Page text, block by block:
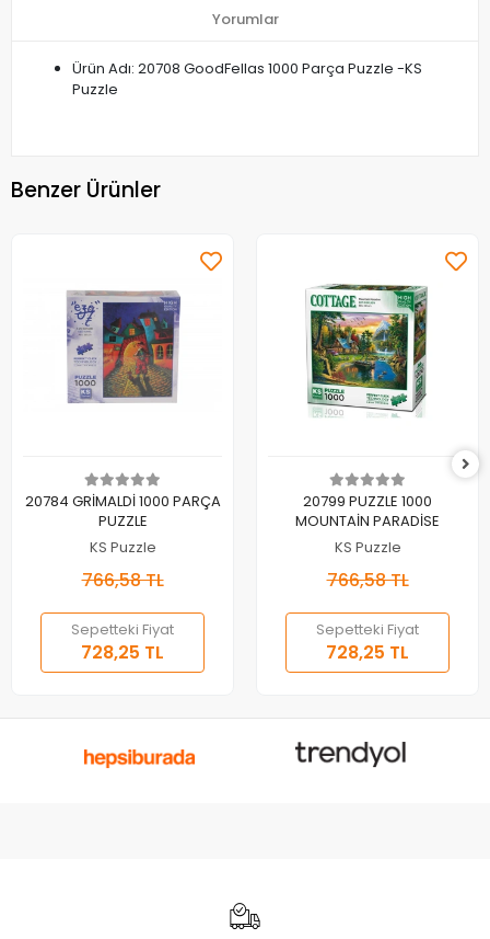
Yorumlar
Ürün Adı: 20708 GoodFellas 1000 Parça Puzzle -KS
Puzzle
Benzer Ürünler
Sepete Ekle
20784 GRİMALDİ 1000 PARÇA
PUZZLE
KS Puzzle
766,58 TL
Sepetteki Fiyat
728,25 TL
Sepete Ekle
20799 PUZZLE 1000
MOUNTAİN PARADİSE
KS Puzzle
766,58 TL
Sepetteki Fiyat
728,25 TL